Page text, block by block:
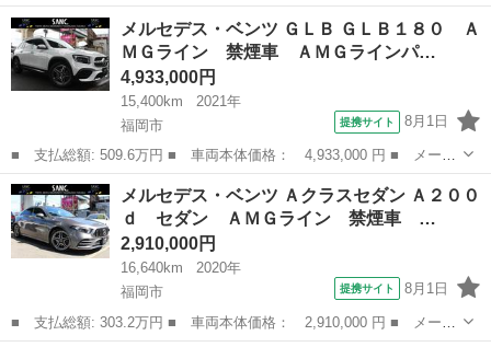
名： メルセデス・ベンツ ■ 車種名： Ｂクラス ■ グレード
名： Ｂ１８０ＢｌｕｅＥＦＦＩＣＩＥＮＣＹ 純正ナビ ＴＶ Ｂ
カメラ Ｂｌｕｅｔｏ...
福岡 久留米市 Ｂクラス
メルセデス・ベンツ ＧＬＢ ＧＬＢ１８０ Ａ
ＭＧライン 禁煙車 ＡＭＧラインパ…
4,933,000円
15,400km
2021年
福岡市
提携サイト 8月1日
■ 支払総額: 509.6万円 ■ 車両本体価格： 4,933,000 円 ■ メーカ
ー名： メルセデス・ベンツ ■ 車種名： ＧＬＢ ■ グレード
名： ＧＬＢ１８０ ＡＭＧライン 禁煙車 ＡＭＧラインパッケー
ジ レーダー...
福岡 福岡市 ベンツ（メルセデス）
メルセデス・ベンツ Ａクラスセダン Ａ２００
ｄ セダン ＡＭＧライン 禁煙車 …
2,910,000円
16,640km
2020年
福岡市
提携サイト 8月1日
■ 支払総額: 303.2万円 ■ 車両本体価格： 2,910,000 円 ■ メーカ